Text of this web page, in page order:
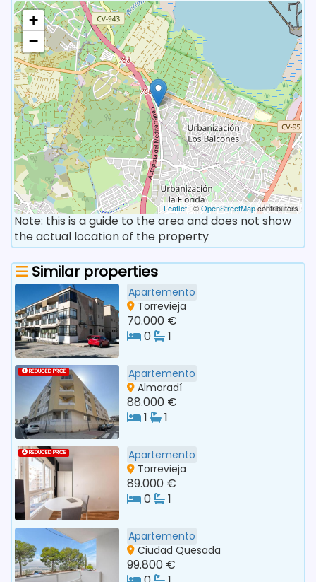
+
−
Leaflet | ©OpenStreetMapcontributors
Note: this is a guide to the area and does not show
the actual location of the property
Similar properties
Apartemento
Torrevieja
70.000 €
0
1
REDUCED PRICE
Apartemento
Almoradí
88.000 €
1
1
REDUCED PRICE
Apartemento
Torrevieja
89.000 €
0
1
Apartemento
Ciudad Quesada
99.800 €